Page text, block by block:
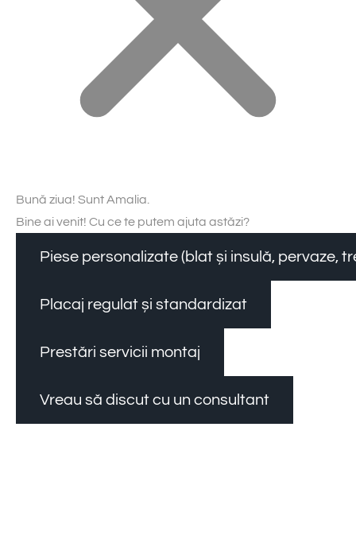
Bună ziua! Sunt Amalia.
Bine ai venit! Cu ce te putem ajuta astăzi?
Piese personalizate (blat și insulă, pervaze,
Placaj regulat și standardizat
Prestări servicii montaj
Vreau să discut cu un consultant